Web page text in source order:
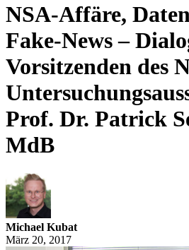
NSA-Affäre,
Fake-News –
Vorsitzenden des
Prof. Dr. Patrick
MdB
Michael Kubat
März 20, 2017